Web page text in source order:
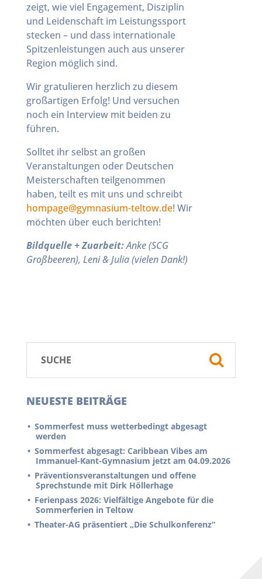
zeigt, wie viel Engagement, Disziplin
und Leidenschaft im Leistungssport
stecken – und dass internationale
Spitzenleistungen auch aus unserer
Region möglich sind.
Wir gratulieren herzlich zu diesem
großartigen Erfolg! Und versuchen
noch ein Interview mit beiden zu
führen.
Solltet ihr selbst an großen
Veranstaltungen oder Deutschen
Meisterschaften teilgenommen
haben, teilt es mit uns und schreibt
ed.wotlet-muisanmyg@egapmoh! Wir
möchten über euch berichten!
Bildquelle + Zuarbeit:Anke (SCG
Großbeeren), Leni & Julia (vielen Dank!)
NEUESTE BEITRÄGE
Sommerfest muss wetterbedingt abgesagt
werden
Sommerfest abgesagt: Caribbean Vibes am
Immanuel-Kant-Gymnasium jetzt am 04.09.2026
Präventionsveranstaltungen und offene
Sprechstunde mit Dirk Höllerhage
Ferienpass 2026: Vielfältige Angebote für die
Sommerferien in Teltow
Theater-AG präsentiert „Die Schulkonferenz“